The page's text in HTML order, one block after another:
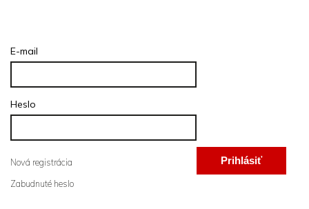
E-mail
Heslo
Prihlásiť
Nová registrácia
Zabudnuté heslo